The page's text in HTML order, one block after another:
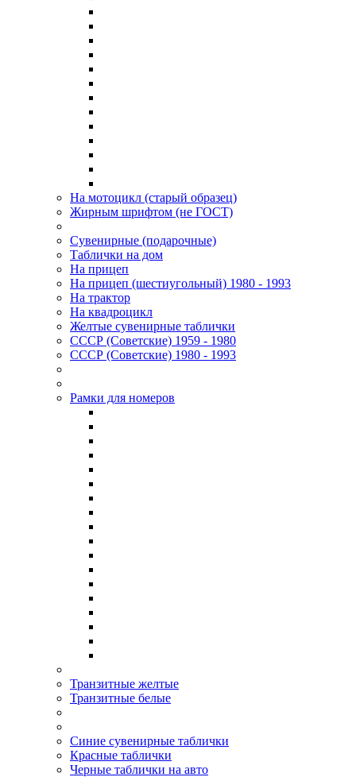
На мотоцикл (старый образец)
Жирным шрифтом (не ГОСТ)
Сувенирные (подарочные)
Таблички на дом
На прицеп
На прицеп (шестиугольный) 1980 - 1993
На трактор
На квадроцикл
Желтые сувенирные таблички
СССР (Советские) 1959 - 1980
СССР (Советские) 1980 - 1993
Рамки для номеров
Транзитные желтые
Транзитные белые
Синие сувенирные таблички
Красные таблички
Черные таблички на авто